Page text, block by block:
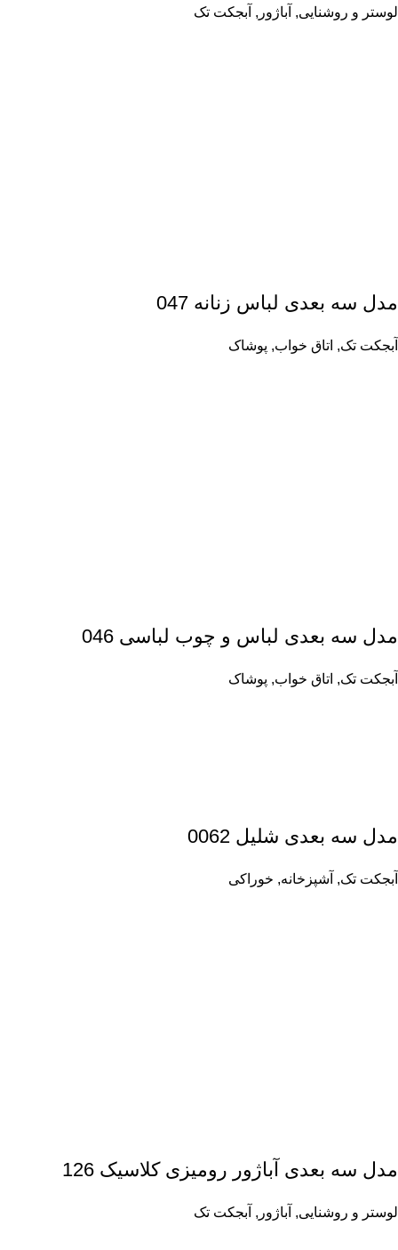
لوستر و روشنایی, آباژور , آبجکت تک
مدل سه بعدی لباس زنانه 047
آبجکت تک, اتاق خواب, پوشاک
مدل سه بعدی لباس و چوب لباسی 046
آبجکت تک, اتاق خواب, پوشاک
مدل سه بعدی شلیل 0062
آبجکت تک, آشپزخانه, خوراکی
مدل سه بعدی آباژور رومیزی کلاسیک 126
لوستر و روشنایی, آباژور , آبجکت تک